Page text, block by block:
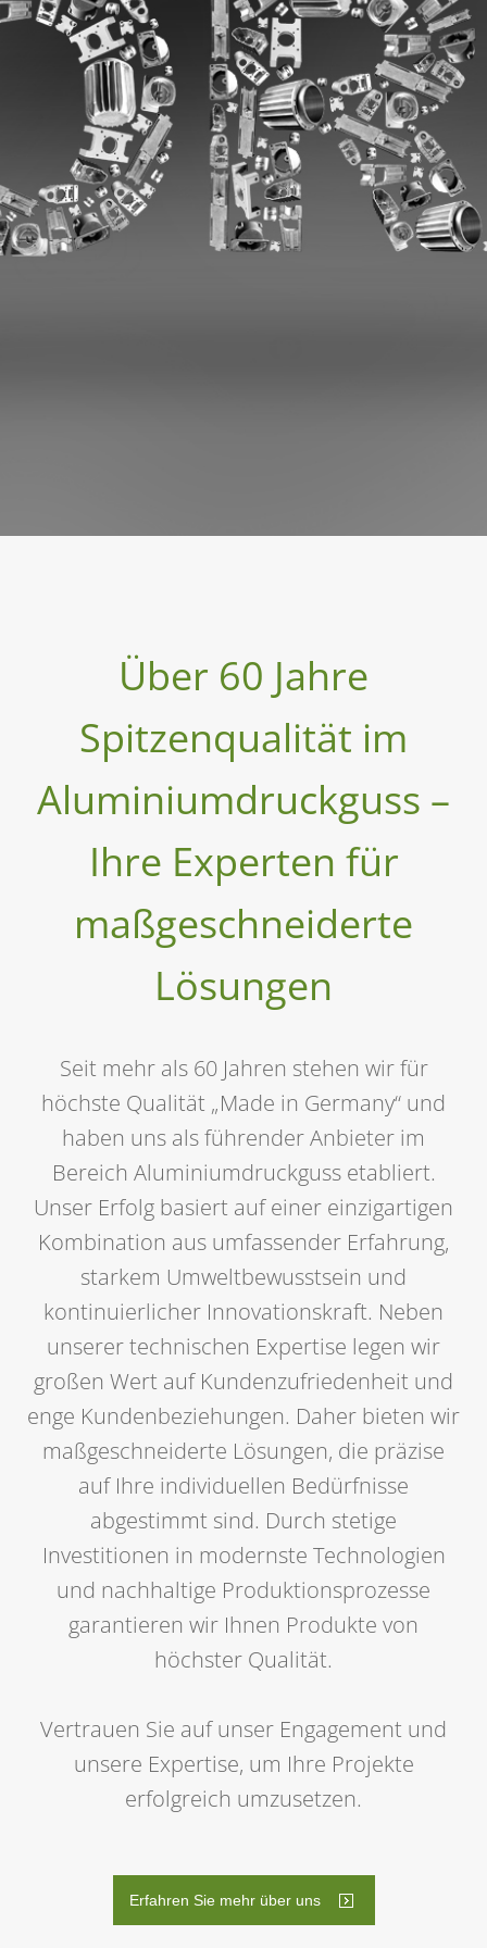
Über 60 Jahre
Spitzenqualität im
Aluminiumdruckguss –
Ihre Experten für
maßgeschneiderte
Lösungen
Seit mehr als 60 Jahren stehen wir für
höchste Qualität „Made in Germany“ und
haben uns als führender Anbieter im
Bereich Aluminiumdruckguss etabliert.
Unser Erfolg basiert auf einer einzigartigen
Kombination aus umfassender Erfahrung,
starkem Umweltbewusstsein und
kontinuierlicher Innovationskraft. Neben
unserer technischen Expertise legen wir
großen Wert auf Kundenzufriedenheit und
enge Kundenbeziehungen. Daher bieten wir
maßgeschneiderte Lösungen, die präzise
auf Ihre individuellen Bedürfnisse
abgestimmt sind. Durch stetige
Investitionen in modernste Technologien
und nachhaltige Produktionsprozesse
garantieren wir Ihnen Produkte von
höchster Qualität.
Vertrauen Sie auf unser Engagement und
unsere Expertise, um Ihre Projekte
erfolgreich umzusetzen.
Erfahren Sie mehr über uns